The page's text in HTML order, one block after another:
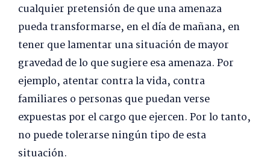
cualquier pretensión de que una amenaza
pueda transformarse, en el día de mañana, en
tener que lamentar una situación de mayor
gravedad de lo que sugiere esa amenaza. Por
ejemplo, atentar contra la vida, contra
familiares o personas que puedan verse
expuestas por el cargo que ejercen. Por lo tanto,
no puede tolerarse ningún tipo de esta
situación.